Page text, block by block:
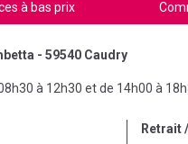
à bas prix
- 59540 Caudry
à 12h30 et de 14h00 à
Retrait